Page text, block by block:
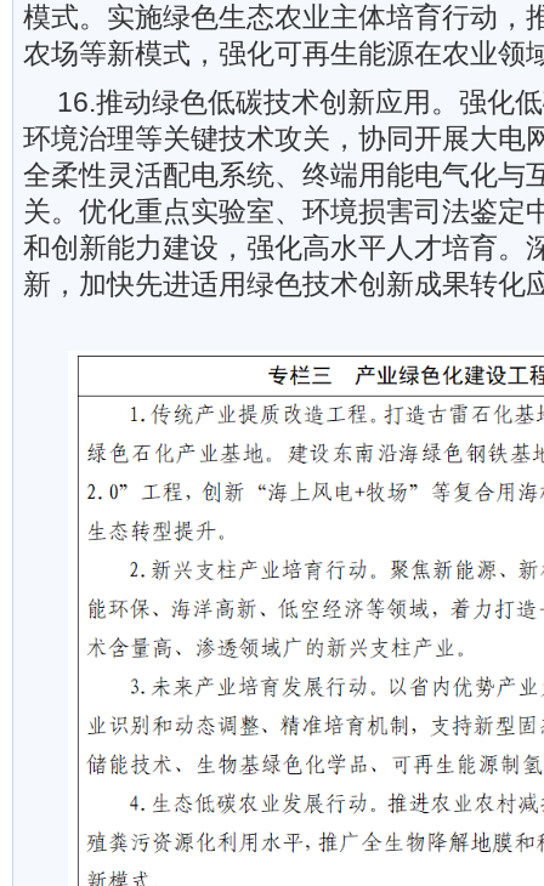
模式。实施绿色生态农业主体培育行动，
农场等新模式，强化可再生能源在农业领
16.推动绿色低碳技术创新应用。强化
环境治理等关键技术攻关，协同开展大电
全柔性灵活配电系统、终端用能电气化与
关。优化重点实验室、环境损害司法鉴定
和创新能力建设，强化高水平人才培育。
新，加快先进适用绿色技术创新成果转化